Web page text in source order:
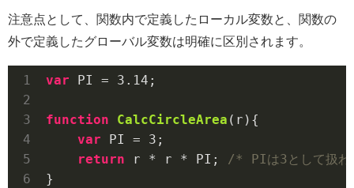
注意点として、関数内で定義したローカル変数と、関数の
外で定義したグローバル変数は明確に区別されます。
var PI = 3.14 ;
function CalcCircleArea ( r ) {
var PI = 3 ;
return r * r * PI; /* PIは3として扱
}